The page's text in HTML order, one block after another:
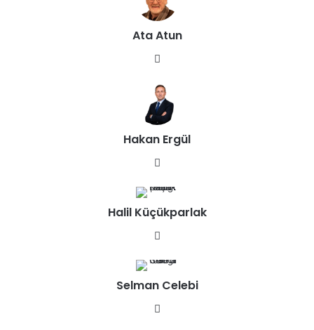
Ata Atun
esi
Hakan Ergül
sit
esi
Halil Küçükparlak
sit
esi
Selman Celebi